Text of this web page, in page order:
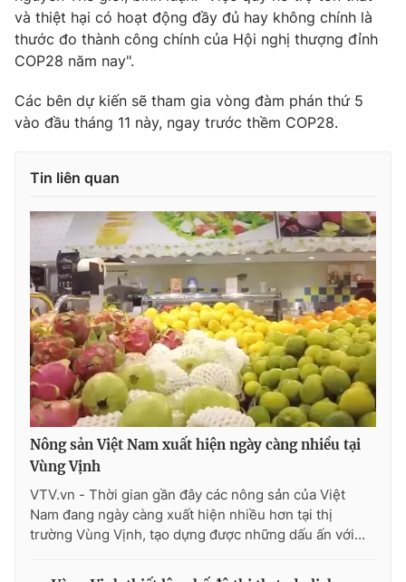
và thiệt hại có hoạt động đầy đủ hay không chính là
thước đo thành công chính của Hội nghị thượng đỉnh
COP28 năm nay".
Các bên dự kiến sẽ tham gia vòng đàm phán thứ 5
vào đầu tháng 11 này, ngay trước thềm COP28.
Tin liên quan
Nông sản Việt Nam xuất hiện ngày càng nhiều tại
Vùng Vịnh
VTV.vn - Thời gian gần đây các nông sản của Việt
Nam đang ngày càng xuất hiện nhiều hơn tại thị
trường Vùng Vịnh, tạo dựng được những dấu ấn với...